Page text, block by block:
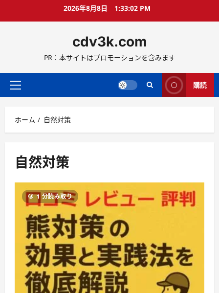
ス
ッ
2026年8月8日 1:33:02 PM
cdv3k.com
PR：本サイトはプロモーションを含みます
メ
メ
ニ
ー
購読
ホーム 自然対策
自然対策
1 分読み取り